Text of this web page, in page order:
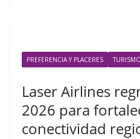
PREFERENCIA Y PLACERES TURISMO
Laser Airlines
2026 para
conectividad